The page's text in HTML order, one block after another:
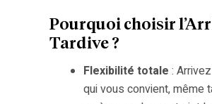
Pourquoi choisir
Tardive ?
Flexibilité totale :
qui vous convient, même